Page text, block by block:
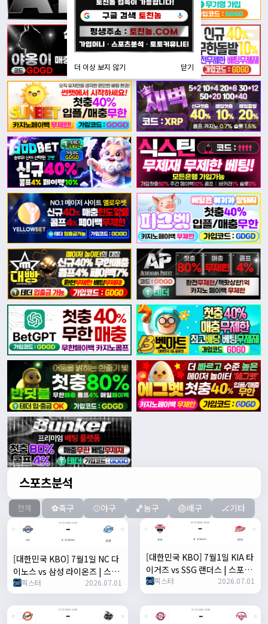
스포츠분석
전체 ⚽축구 ⚾야구 🏀농구 🏐배구 🏒기타
[대한민국 KBO] 7월1일 NC 다
이노스 vs 삼성 라이온즈 | 스포
츠 분석 무료 중계 토친놈
픽스터 2026.07.01
[대한민국 KBO] 7월1일 KIA 타
이거즈 vs SSG 랜더스 | 스포츠
분석 무료 중계 토친놈
픽스터 2026.07.01
더 이상 보지 않기 닫기